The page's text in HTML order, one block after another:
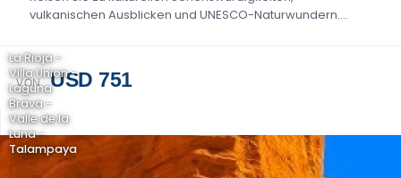
vulkanischen Ausblicken und UNESCO-Naturwundern....
VON USD 751
La Rioja -
Villa Union -
Laguna
Brava -
Valle de la
Luna -
Talampaya